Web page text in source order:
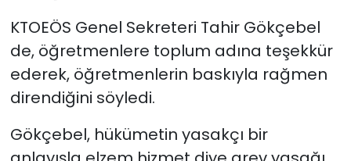
KTOEÖS Genel Sekreteri Tahir Gökçebel
de, öğretmenlere toplum adına teşekkür
ederek, öğretmenlerin baskıyla rağmen
direndiğini söyledi.
Gökçebel, hükümetin yasakçı bir